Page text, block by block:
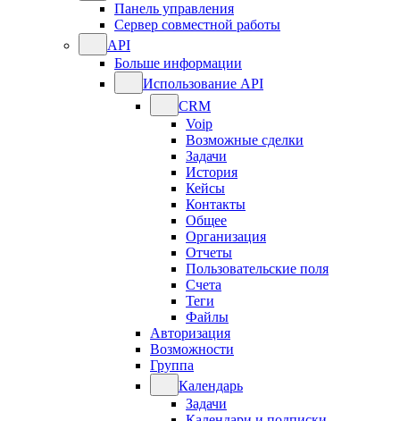
Панель управления
Сервер совместной работы
API
Больше информации
Использование API
CRM
Voip
Возможные сделки
Задачи
История
Кейсы
Контакты
Общее
Организация
Отчеты
Пользовательские поля
Счета
Теги
Файлы
Авторизация
Возможности
Группа
Календарь
Задачи